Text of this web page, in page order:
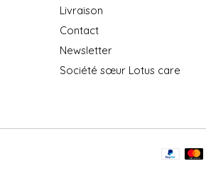
Livraison
Contact
Newsletter
Société sœur Lotus care